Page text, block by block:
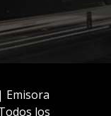
| Emisora
los